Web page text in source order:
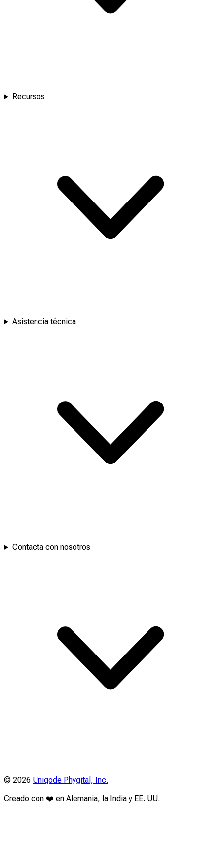
Recursos
Asistencia técnica
Contacta con nosotros
© 2026 Uniqode Phygital, Inc.
Creado con ❤️ en Alemania, la India y EE. UU.